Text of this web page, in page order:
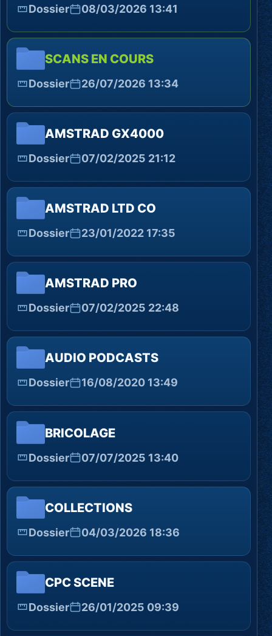
Dossier 08/03/2026 13:41
SCANS EN COURS
Dossier 26/07/2026 13:34
AMSTRAD GX4000
Dossier 07/02/2025 21:12
AMSTRAD LTD CO
Dossier 23/01/2022 17:35
AMSTRAD PRO
Dossier 07/02/2025 22:48
AUDIO PODCASTS
Dossier 16/08/2020 13:49
BRICOLAGE
Dossier 07/07/2025 13:40
COLLECTIONS
Dossier 04/03/2026 18:36
CPC SCENE
Dossier 26/01/2025 09:39